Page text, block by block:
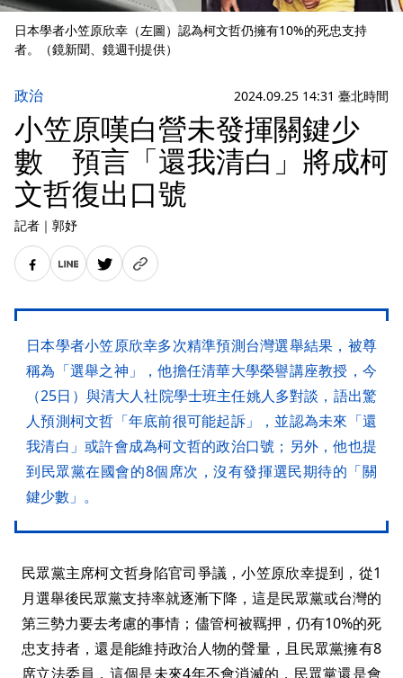
日本學者小笠原欣幸（左圖）認為柯文哲仍擁有10%的死忠支持
者。（鏡新聞、鏡週刊提供）
政治 2024.09.25 14:31 臺北時間
小笠原嘆白營未發揮關鍵少
數 預言「還我清白」將成柯
文哲復出口號
記者 ｜ 郭妤
日本學者小笠原欣幸多次精準預測台灣選舉結果，被尊
稱為「選舉之神」，他擔任清華大學榮譽講座教授，今
（25日）與清大人社院學士班主任姚人多對談，語出驚
人預測柯文哲「年底前很可能起訴」，並認為未來「還
我清白」或許會成為柯文哲的政治口號；另外，他也提
到民眾黨在國會的8個席次，沒有發揮選民期待的「關
鍵少數」。
民眾黨主席柯文哲身陷官司爭議，小笠原欣幸提到，從1
月選舉後民眾黨支持率就逐漸下降，這是民眾黨或台灣的
第三勢力要去考慮的事情；儘管柯被羈押，仍有10%的死
忠支持者，還是能維持政治人物的聲量，且民眾黨擁有8
席立法委員，這個是未來4年不會消滅的，民眾黨還是會